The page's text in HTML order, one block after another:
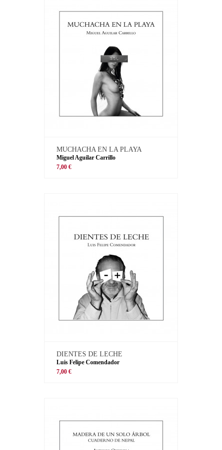
MUCHACHA EN LA PLAYA
Miguel Aguilar Carrillo
7,00 €
DIENTES DE LECHE
Luis Felipe Comendador
7,00 €